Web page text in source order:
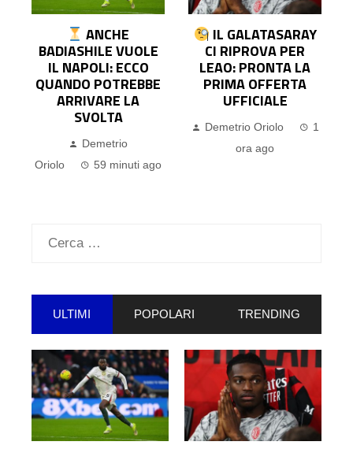
ANCHE
BADIASHILE VUOLE
IL NAPOLI: ECCO
QUANDO POTREBBE
ARRIVARE LA
SVOLTA
Demetrio
Oriolo
59 minuti ago
IL GALATASARAY
CI RIPROVA PER
LEAO: PRONTA LA
PRIMA OFFERTA
UFFICIALE
Demetrio Oriolo
1
ora ago
Ricerca
ULTIMI POPOLARI TRENDING